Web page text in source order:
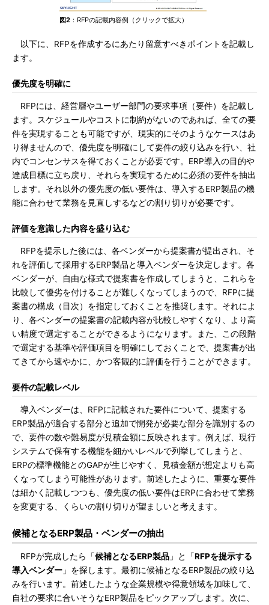
図2 ：RFPの記載内容例（クリックで拡大）
以下に、RFPを作成するにあたり留意すべきポイントを記載し
ます。
優先度を明確に
RFPには、経営層やユーザー部門の要求事項（要件）を記載し
ます。スケジュールやコストに制約がないのであれば、全ての要
件を実現することも可能ですが、現実的にそのようなケースはあ
り得ませんので、優先度を明確にして要件の絞り込みを行い、社
内でコンセンサスを得ておくことが必要です。ERP導入の目的や
達成目標に立ち戻り、それらを実現するために必須の要件を抽出
します。それ以外の優先度の低い要件は、導入するERP製品の機
能に合わせて業務を見直しするなどの割り切りが必要です。
評価を意識した内容を盛り込む
RFPを提示した後には、各ベンダーから提案書が提出され、そ
れを評価して採用するERP製品と導入ベンダーを決定します。各
ベンダーが、自由な様式で提案書を作成してしまうと、これらを
比較して優劣を付けることが難しくなってしまうので、RFPに提
案書の構成（目次）を指定しておくことを推奨します。それによ
り、各ベンダーの提案書の記載内容が比較しやすくなり、より高
い精度で選定することができるようになります。また、この段階
で選定する基準や評価項目を明確にしておくことで、提案書が出
てきてから速やかに、かつ客観的に評価を行うことができます。
要件の記載レベル
導入ベンダーは、RFPに記載された要件について、提案する
ERP製品が適合する部分と追加で開発が必要な部分を識別するの
で、要件の数や難易度が見積金額に反映されます。例えば、現行
システムで保有する機能を細かいレベルで列挙してしまうと、
ERPの標準機能とのGAPが生じやすく、見積金額が想定よりも高
くなってしまう可能性があります。前述したように、重要な要件
は細かく記載しつつも、優先度の低い要件はERPに合わせて業務
を変更する、くらいの割り切りが望ましいと考えます。
候補となるERP製品・ベンダーの抽出
RFPが完成したら「候補となるERP製品 」と「RFPを提示する
導入ベンダー 」を探します。最初に候補となるERP製品の絞り込
みを行います。前述したような企業規模や得意領域を加味して、
自社の要求に合いそうなERP製品をピックアップします。次に、